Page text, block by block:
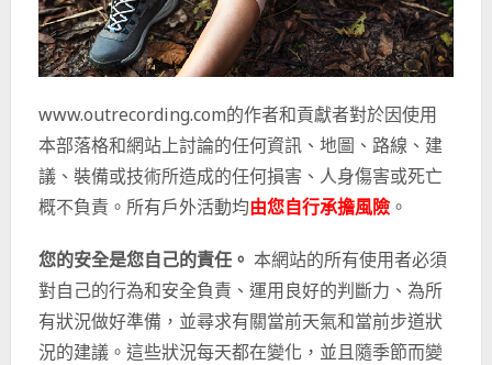
www.outrecording.com的作者和貢獻者對於因使用
本部落格和網站上討論的任何資訊、地圖、路線、建
議、裝備或技術所造成的任何損害、人身傷害或死亡
概不負責。所有戶外活動均由您自行承擔風險。
您的安全是您自己的責任。 本網站的所有使用者必須
對自己的行為和安全負責、運用良好的判斷力、為所
有狀況做好準備，並尋求有關當前天氣和當前步道狀
況的建議。這些狀況每天都在變化，並且隨季節而變